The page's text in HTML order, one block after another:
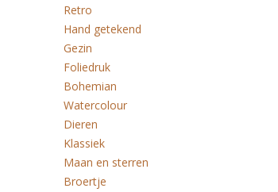
Retro
Hand getekend
Gezin
Foliedruk
Bohemian
Watercolour
Dieren
Klassiek
Maan en sterren
Broertje